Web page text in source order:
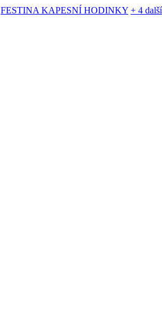
FESTINA KAPESNÍ HODINKY + 4 další